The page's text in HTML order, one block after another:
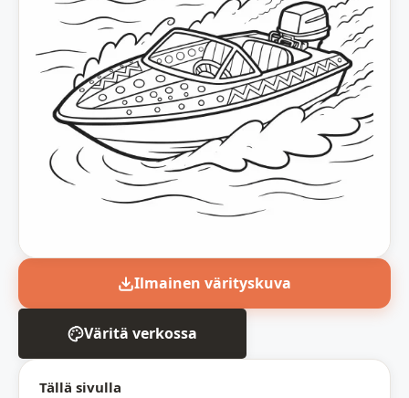
Tällä sivulla
Ilmainen värityskuva
Väritä verkossa